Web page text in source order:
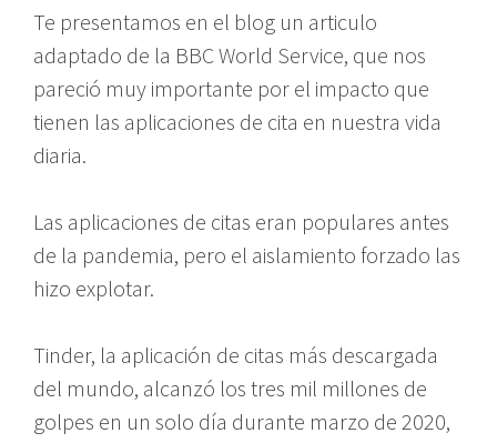
Te presentamos en el blog un articulo
adaptado de la BBC World Service, que nos
pareció muy importante por el impacto que
tienen las aplicaciones de cita en nuestra vida
diaria.
Las aplicaciones de citas eran populares antes
de la pandemia, pero el aislamiento forzado las
hizo explotar.
Tinder, la aplicación de citas más descargada
del mundo, alcanzó los tres mil millones de
golpes en un solo día durante marzo de 2020,